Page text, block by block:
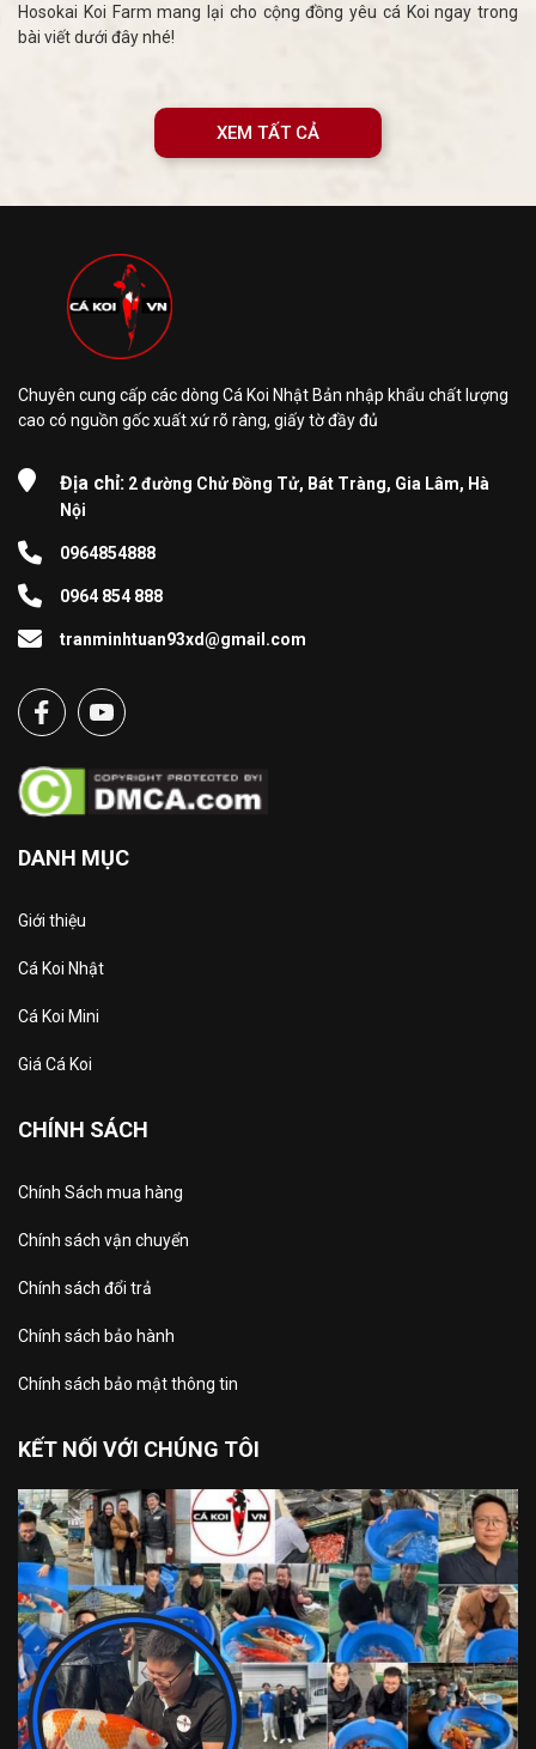
Hosokai Koi Farm mang lại cho cộng đồng yêu cá Koi ngay trong
bài viết dưới đây nhé!
XEM TẤT CẢ
Chuyên cung cấp các dòng Cá Koi Nhật Bản nhập khẩu chất lượng
cao có nguồn gốc xuất xứ rõ ràng, giấy tờ đầy đủ
Địa chỉ: 2 đường Chử Đồng Tử, Bát Tràng, Gia Lâm, Hà
Nội
0964854888
0964 854 888
tranminhtuan93xd@gmail.com
DANH MỤC
Giới thiệu
Cá Koi Nhật
Cá Koi Mini
Giá Cá Koi
CHÍNH SÁCH
Chính Sách mua hàng
Chính sách vận chuyển
Chính sách đổi trả
Chính sách bảo hành
Chính sách bảo mật thông tin
KẾT NỐI VỚI CHÚNG TÔI